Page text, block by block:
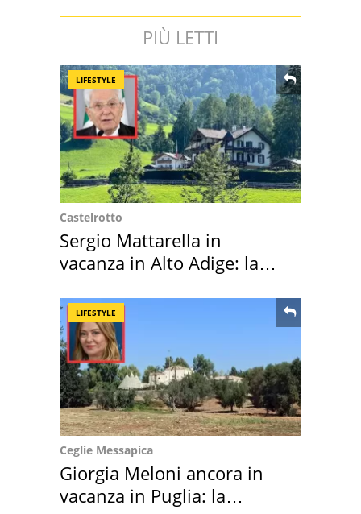
PIÙ LETTI
LIFESTYLE
Castelrotto
Sergio Mattarella in
vacanza in Alto Adige: la
LIFESTYLE
Ceglie Messapica
Giorgia Meloni ancora in
vacanza in Puglia: la